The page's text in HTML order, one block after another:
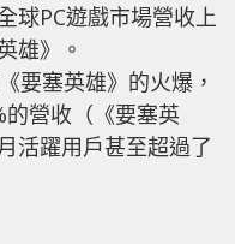
球PC遊戲市場營收上
雄》。
要塞英雄》的火爆，
營收（《要塞英
活躍用戶甚至超過了